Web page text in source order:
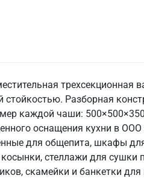
трехсекционная
Разборная
каждой чаши:
оснащения кухни в
для общепита, шкафы
стеллажи для
скамейки и банкетки для